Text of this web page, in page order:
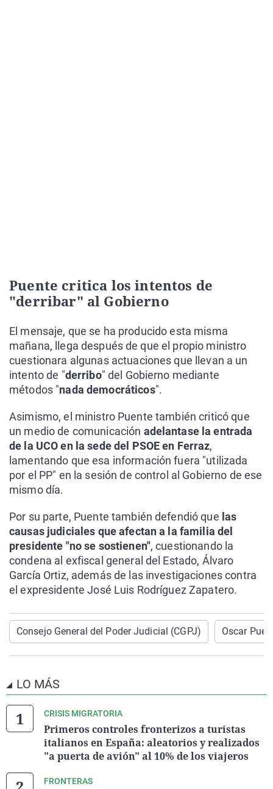
Puente critica los intentos de
"derribar" al Gobierno
El mensaje, que se ha producido esta misma
mañana, llega después de que el propio ministro
cuestionara algunas actuaciones que llevan a un
intento de "derribo" del Gobierno mediante
métodos "nada democráticos".
Asimismo, el ministro Puente también criticó que
un medio de comunicación adelantase la entrada
de la UCO en la sede del PSOE en Ferraz,
lamentando que esa información fuera "utilizada
por el PP" en la sesión de control al Gobierno de ese
mismo día.
Por su parte, Puente también defendió que las
causas judiciales que afectan a la familia del
presidente "no se sostienen", cuestionando la
condena al exfiscal general del Estado, Álvaro
García Ortiz, además de las investigaciones contra
el expresidente José Luis Rodríguez Zapatero.
Consejo General del Poder Judicial (CGPJ) Oscar
LO MÁS
CRISIS MIGRATORIA
Primeros controles fronterizos a turistas
italianos en España: aleatorios y realizados
"a puerta de avión" al 10% de los viajeros
FRONTERAS